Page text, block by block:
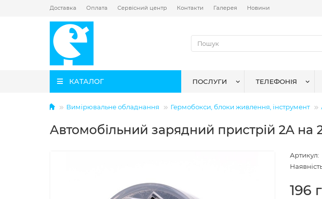
Доставка Оплата Сервісний центр Контакти Галерея Новини
КАТАЛОГ ПОСЛУГИ ТЕЛЕФОНІЯ
Вимірювальне обладнання Гермобокси, блоки живлення, інструмент
Автомобільний зарядний пристрій 2A на
Артикул:
196